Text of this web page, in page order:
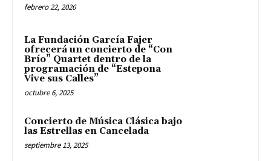
febrero 22, 2026
La Fundación García Fajer
ofrecerá un concierto de “Con
Brío” Quartet dentro de la
programación de “Estepona
Vive sus Calles”
octubre 6, 2025
Concierto de Música Clásica bajo
las Estrellas en Cancelada
septiembre 13, 2025